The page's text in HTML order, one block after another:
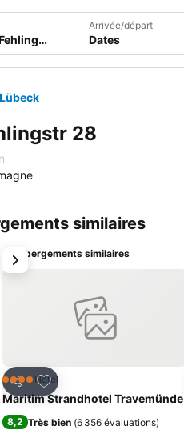
Arrivée/départ
Dates
28
similaires
Hébergements similaires
Partager
Ajouter à mes favoris
4 ÉtoilesHôtel
Maritim Strandhotel Travemünde
8,2 Très bien (6 356 évaluations)
suivant